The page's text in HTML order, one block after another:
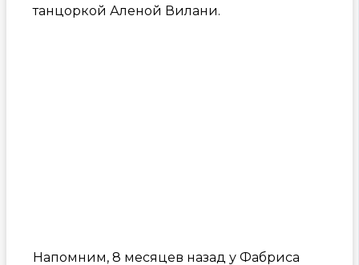
танцоркой Аленой Вилани.
Напомним, 8 месяцев назад у Фабриса